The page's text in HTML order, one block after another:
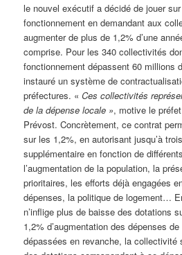
le nouvel exécutif a décidé de jouer
fonctionnement en demandant aux
augmenter de plus de 1,2% d’une
comprise. Pour les 340 collectivités
fonctionnement dépassent 60 millions
instauré un système de
préfectures. «Ces collectivités
de la dépense locale », motive le
Prévost. Concrètement, ce contrat
sur les 1,2%, en autorisant jusqu’à
supplémentaire en fonction de
l’augmentation de la population, la
prioritaires, les efforts déjà engagées
dépenses, la politique de logement…
n’inflige plus de baisse des dotations
1,2% d’augmentation des dépenses
dépassées en revanche, la collectivité